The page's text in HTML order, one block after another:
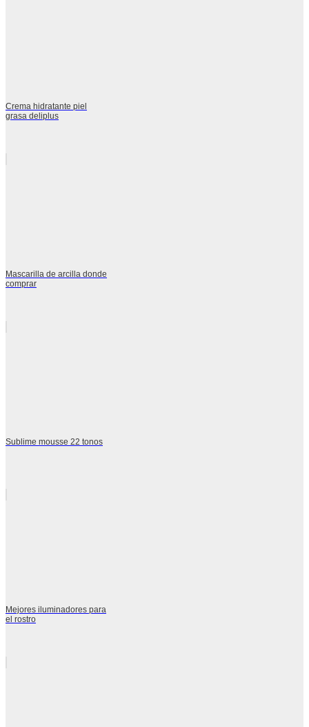
Crema hidratante piel
grasa deliplus
Mascarilla de arcilla donde
comprar
Sublime mousse 22 tonos
Mejores iluminadores para
el rostro